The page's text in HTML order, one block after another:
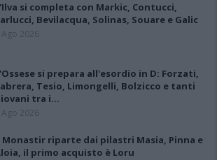
si completa con Markic, Contucci,
Bevilacqua, Solinas, Souare e Galic
Ago 2026
si prepara all'esordio in D: Forzati,
Tesio, Limongelli, Bolzicco e tanti
tra i…
Ago 2026
Monastir riparte dai pilastri Masia, Pinna e
il primo acquisto è Loru